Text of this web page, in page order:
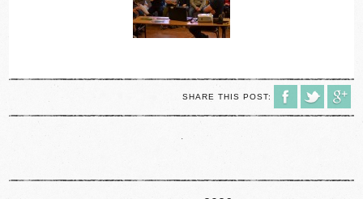
SHARE THIS POST:
.